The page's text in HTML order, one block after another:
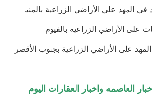
على الأراضي الزراعية بالفيوم
على الأراضي الزراعية بجنوب الأقصر
العاصمه واخبار العقارات اليوم